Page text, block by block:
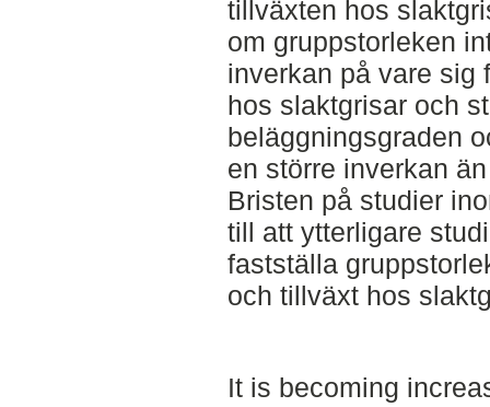
tillväxten hos
om gruppstorleken
inverkan på vare sig
hos slaktgrisar och
beläggningsgraden
en större inverkan
Bristen på studier
till att ytterligare
fastställa
och tillväxt hos
It is becoming